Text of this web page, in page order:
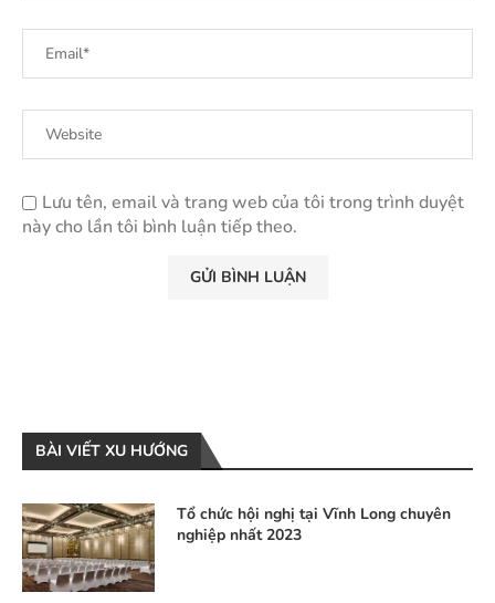
Lưu tên, email và trang web của tôi trong trình duyệt
này cho lần tôi bình luận tiếp theo.
BÀI VIẾT XU HƯỚNG
Tổ chức hội nghị tại Vĩnh Long chuyên
nghiệp nhất 2023